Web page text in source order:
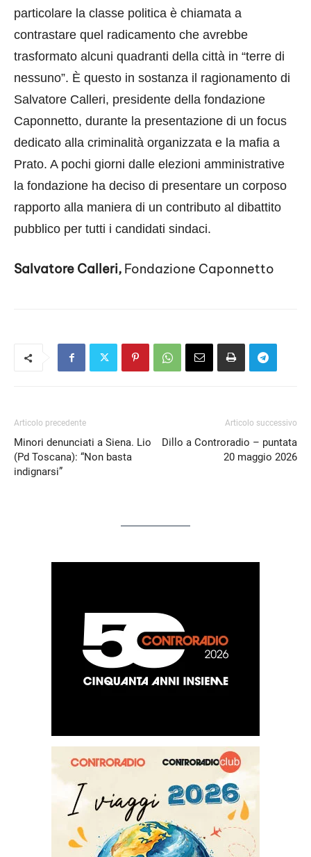
particolare la classe politica è chiamata a
contrastare quel radicamento che avrebbe
trasformato alcuni quadranti della città in “terre di
nessuno”. È questo in sostanza il ragionamento di
Salvatore Calleri, presidente della fondazione
Caponnetto, durante la presentazione di un focus
dedicato alla criminalità organizzata e la mafia a
Prato. A pochi giorni dalle elezioni amministrative
la fondazione ha deciso di presentare un corposo
rapporto alla maniera di un contributo al dibattito
pubblico per tutti i candidati sindaci.
Salvatore Calleri, Fondazione Caponnetto
Articolo precedente
Minori denunciati a Siena. Lio
(Pd Toscana): “Non basta
indignarsi”
Articolo successivo
Dillo a Controradio – puntata
20 maggio 2026